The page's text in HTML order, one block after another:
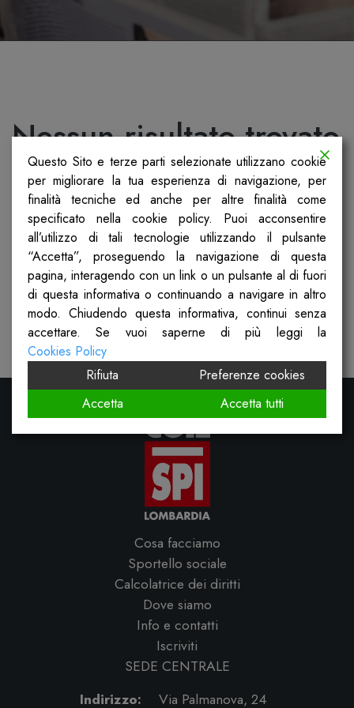
Nessun risultato trovato
Non siamo riusciti a trovare quello che stai
cercando. Forse la ricerca ti può aiutare.
Cosa facciamo
Sportello sociale
Calcolatrice dei diritti
Dove siamo
Info e contatti
Iscriviti
SEDE CENTRALE
Indirizzo:
Via Palmanova, 24
Questo Sito e terze parti selezionate utilizzano cookie
per migliorare la tua esperienza di navigazione, per
finalità tecniche ed anche per altre finalità come
specificato nella cookie policy. Puoi acconsentire
all’utilizzo di tali tecnologie utilizzando il pulsante
“Accetta”, proseguendo la navigazione di questa
pagina, interagendo con un link o un pulsante al di fuori
di questa informativa o continuando a navigare in altro
modo. Chiudendo questa informativa, continui senza
accettare. Se vuoi saperne di più leggi la
Cookies Policy
Rifiuta
Preferenze cookies
Accetta
Accetta tutti